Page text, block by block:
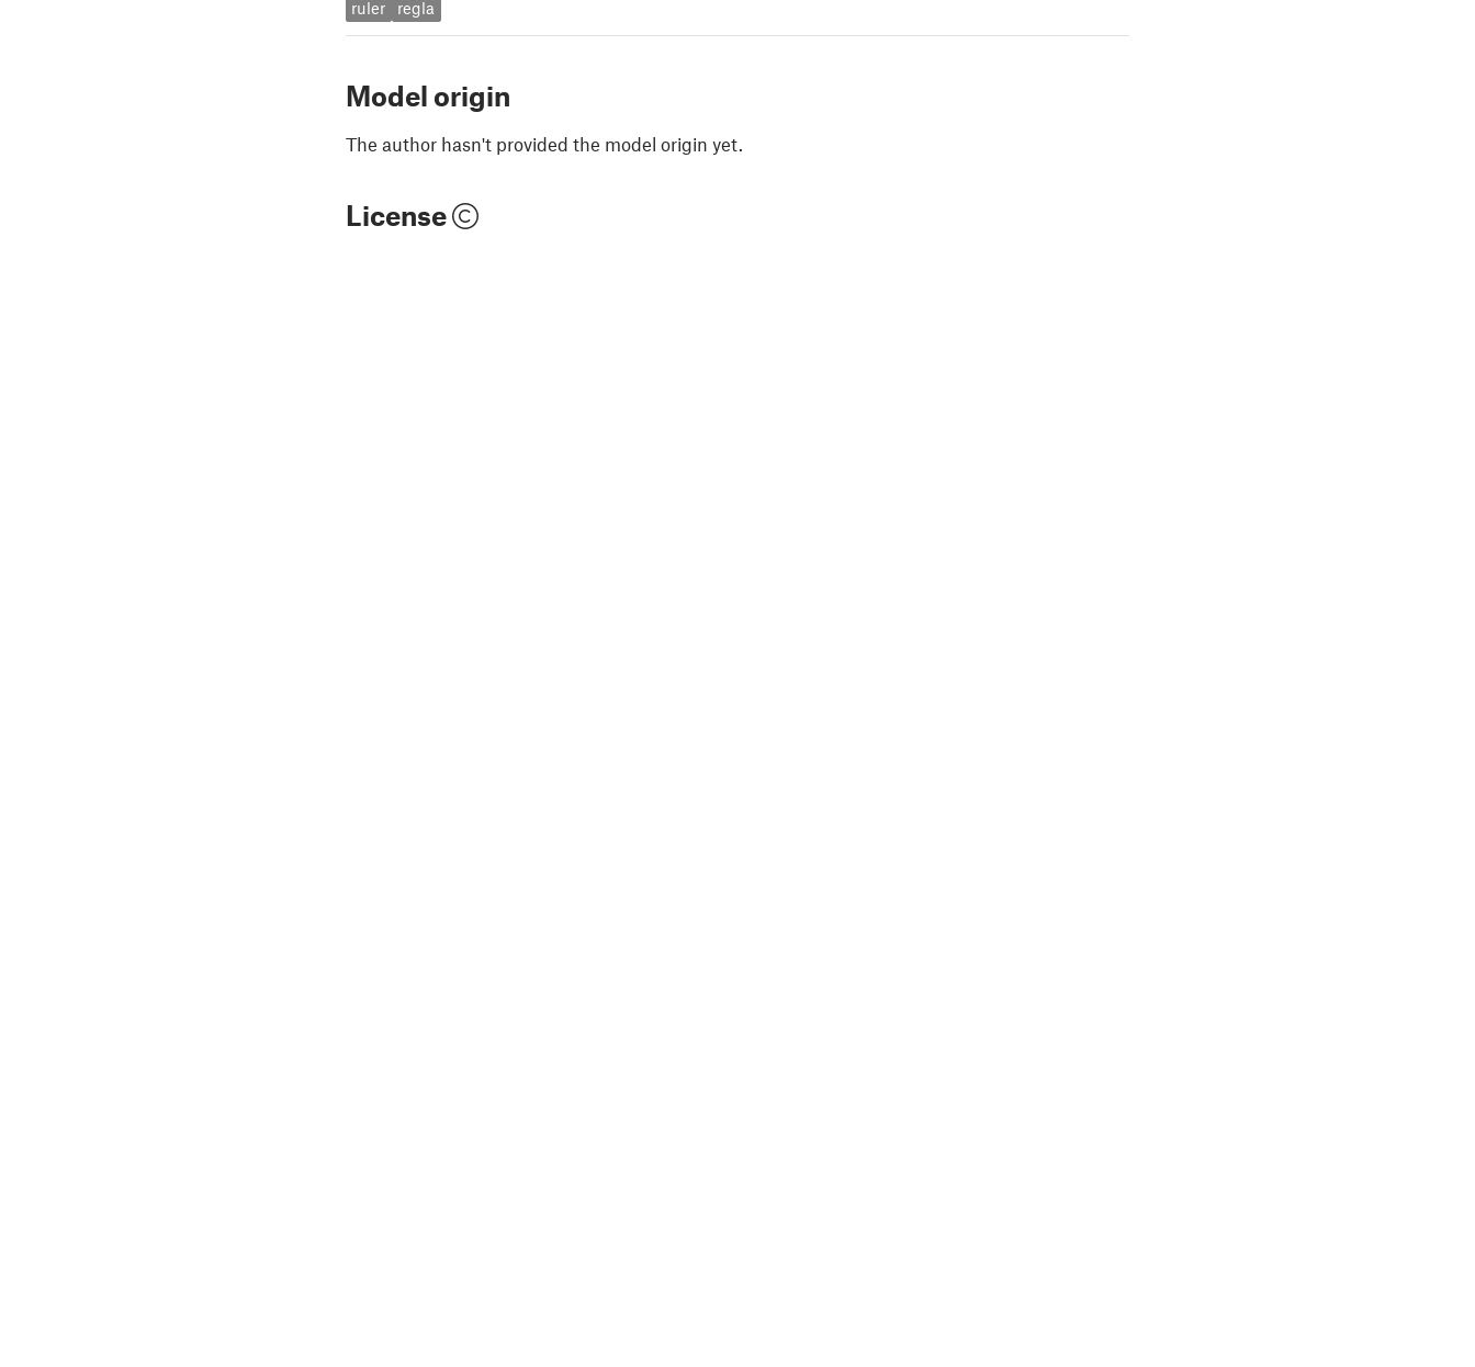
ruler regla
Model origin
The author hasn't provided the model origin yet.
License